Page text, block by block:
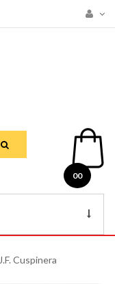
00
Cuspinera